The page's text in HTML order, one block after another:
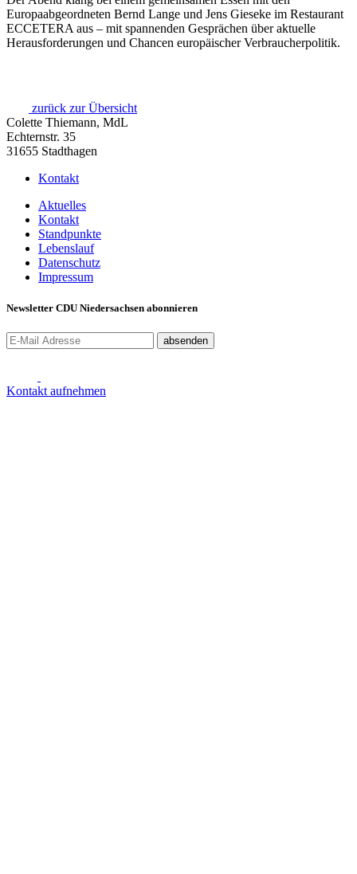
Europaabgeordneten Bernd Lange und Jens Gieseke im Restaurant
ECCETERA aus – mit spannenden Gesprächen über aktuelle
Herausforderungen und Chancen europäischer Verbraucherpolitik.
zurück zur Übersicht
Colette Thiemann, MdL
Echternstr. 35
31655 Stadthagen
Kontakt
Aktuelles
Kontakt
Standpunkte
Lebenslauf
Datenschutz
Impressum
Newsletter CDU Niedersachsen abonnieren
absenden
Kontakt aufnehmen